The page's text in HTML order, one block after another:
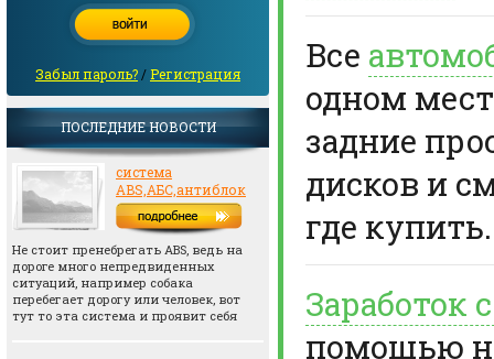
Забыл пароль? /Регистрация
ПОСЛЕДНИЕ НОВОСТИ
система
ABS,АБС,антиблок
Не стоит пренебрегать АВS, ведь на
дороге много непредвиденных
ситуаций, например собака
перебегает дорогу или человек, вот
тут то эта система и проявит себя
Все
одном
задние
дисков и
где купить.
помощью